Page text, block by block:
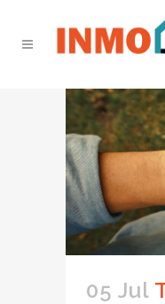
05 Jul